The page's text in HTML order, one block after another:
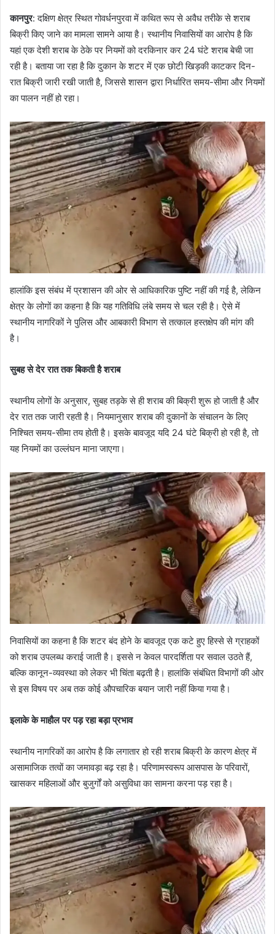
कानपुर: दक्षिण क्षेत्र स्थित गोवर्धनपुरवा में कथित रूप से अवैध तरीके से शराब
बिक्री किए जाने का मामला सामने आया है। स्थानीय निवासियों का आरोप है कि
यहां एक देशी शराब के ठेके पर नियमों को दरकिनार कर 24 घंटे शराब बेची जा
रही है। बताया जा रहा है कि दुकान के शटर में एक छोटी खिड़की काटकर दिन-
रात बिक्री जारी रखी जाती है, जिससे शासन द्वारा निर्धारित समय-सीमा और नियमों
का पालन नहीं हो रहा।
हालांकि इस संबंध में प्रशासन की ओर से आधिकारिक पुष्टि नहीं की गई है, लेकिन
क्षेत्र के लोगों का कहना है कि यह गतिविधि लंबे समय से चल रही है। ऐसे में
स्थानीय नागरिकों ने पुलिस और आबकारी विभाग से तत्काल हस्तक्षेप की मांग की
है।
सुबह से देर रात तक बिकती है शराब
स्थानीय लोगों के अनुसार, सुबह तड़के से ही शराब की बिक्री शुरू हो जाती है और
देर रात तक जारी रहती है। नियमानुसार शराब की दुकानों के संचालन के लिए
निश्चित समय-सीमा तय होती है। इसके बावजूद यदि 24 घंटे बिक्री हो रही है, तो
यह नियमों का उल्लंघन माना जाएगा।
निवासियों का कहना है कि शटर बंद होने के बावजूद एक कटे हुए हिस्से से ग्राहकों
को शराब उपलब्ध कराई जाती है। इससे न केवल पारदर्शिता पर सवाल उठते हैं,
बल्कि कानून-व्यवस्था को लेकर भी चिंता बढ़ती है। हालांकि संबंधित विभागों की ओर
से इस विषय पर अब तक कोई औपचारिक बयान जारी नहीं किया गया है।
इलाके के माहौल पर पड़ रहा बड़ा प्रभाव
स्थानीय नागरिकों का आरोप है कि लगातार हो रही शराब बिक्री के कारण क्षेत्र में
असामाजिक तत्वों का जमावड़ा बढ़ रहा है। परिणामस्वरूप आसपास के परिवारों,
खासकर महिलाओं और बुजुर्गों को असुविधा का सामना करना पड़ रहा है।